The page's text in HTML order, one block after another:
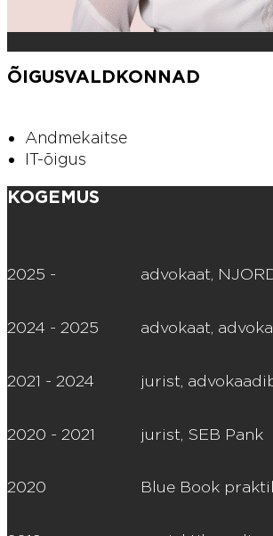
ÕIGUSVALDKONNAD
Andmekaitse
IT-õigus
KOGEMUS
2025 - advokaat,
2024 - 2025 advokaat,
2021 - 2024 jurist,
2020 - 2021 jurist, SEB Pank
2020 Blue Book